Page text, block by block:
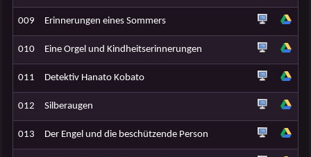
009 Erinnerungen eines Sommers
010 Eine Orgel und Kindheitserinnerungen
011 Detektiv Hanato Kobato
012 Silberaugen
013 Der Engel und die beschützende Person